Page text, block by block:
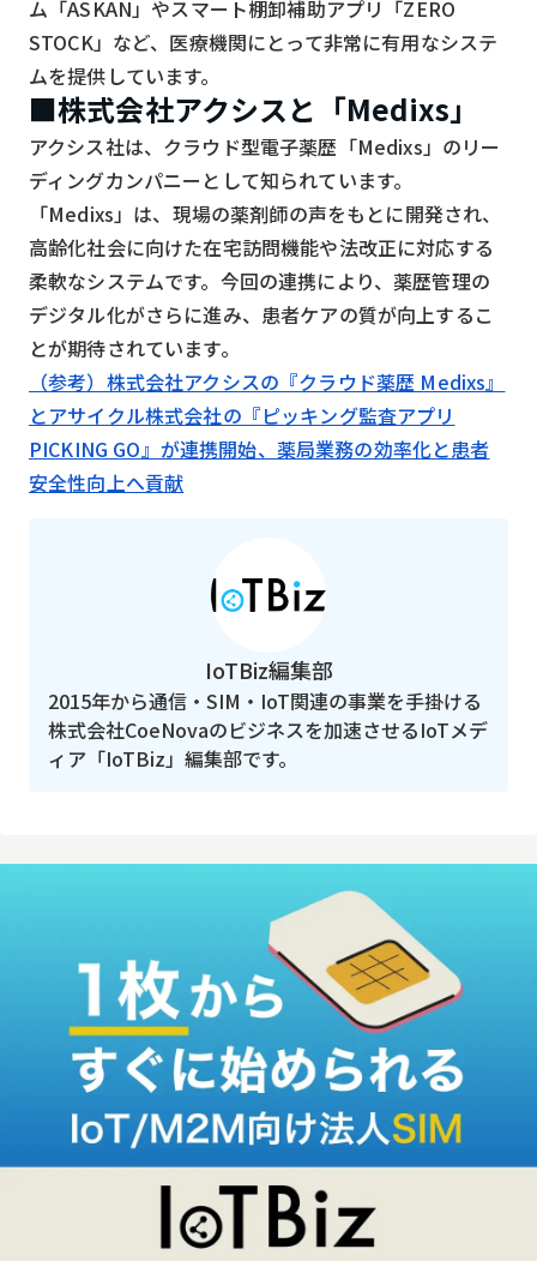
ム「ASKAN」やスマート棚卸補助アプリ「ZERO
STOCK」など、医療機関にとって非常に有用なシステ
ムを提供しています。
■株式会社アクシスと「Medixs」
アクシス社は、クラウド型電子薬歴「Medixs」のリー
ディングカンパニーとして知られています。
「Medixs」は、現場の薬剤師の声をもとに開発され、
高齢化社会に向けた在宅訪問機能や法改正に対応する
柔軟なシステムです。今回の連携により、薬歴管理の
デジタル化がさらに進み、患者ケアの質が向上するこ
とが期待されています。
（参考）株式会社アクシスの『クラウド薬歴 Medixs』
とアサイクル株式会社の『ピッキング監査アプリ
PICKING GO』が連携開始、薬局業務の効率化と患者
安全性向上へ貢献
IoTBiz編集部
2015年から通信・SIM・IoT関連の事業を手掛ける
株式会社CoeNovaのビジネスを加速させるIoTメデ
ィア「IoTBiz」編集部です。